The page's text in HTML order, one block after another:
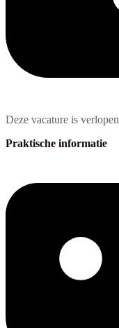
Deze vacature is verlopen
Praktische informatie